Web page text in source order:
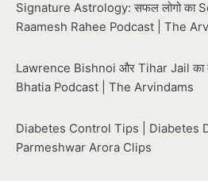
Signature Astrology: सफल लोगो का
Raamesh Rahee Podcast | The
Lawrence Bishnoi और Tihar Jail का
Bhatia Podcast | The Arvindams
Diabetes Control Tips | Diabetes
Parmeshwar Arora Clips